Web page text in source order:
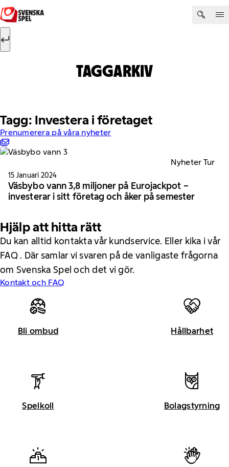
Hoppa till innehåll
Sök efter:
TAGGARKIV
Tagg: Investera i företaget
Prenumerera på våra nyheter
Nyheter Tur
15 Januari 2024
Väsbybo vann 3,8 miljoner på Eurojackpot –
investerar i sitt företag och åker på semester
Hjälp att hitta rätt
Du kan alltid kontakta vår kundservice. Eller kika i vår
FAQ . Där samlar vi svaren på de vanligaste frågorna
om Svenska Spel och det vi gör.
Kontakt och FAQ
Bli ombud Hållbarhet
Spelkoll Bolagstyrning